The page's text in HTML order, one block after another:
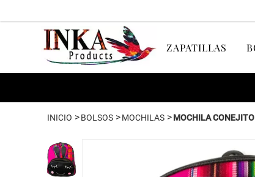
ZAPATILLAS
INICIO >BOLSOS >MOCHILAS >MOCHILA